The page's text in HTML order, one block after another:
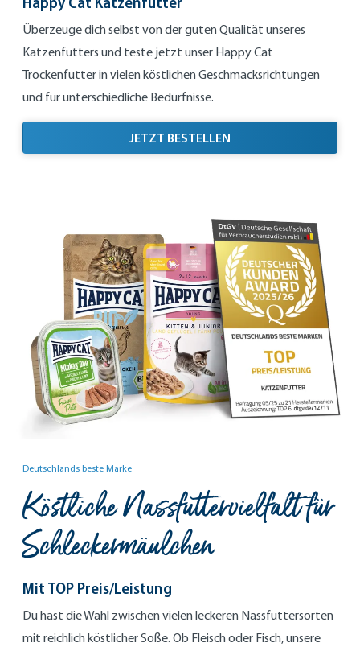
Überzeuge dich selbst von der guten Qualität unseres
Katzenfutters und teste jetzt unser Happy Cat
Trockenfutter in vielen köstlichen Geschmacksrichtungen
und für unterschiedliche Bedürfnisse.
JETZT BESTELLEN
Deutschlands beste Marke
Köstliche Nassfuttervielfalt für
Schleckermäulchen
Mit TOP Preis/Leistung
Du hast die Wahl zwischen vielen leckeren Nassfuttersorten
mit reichlich köstlicher Soße. Ob Fleisch oder Fisch, unsere